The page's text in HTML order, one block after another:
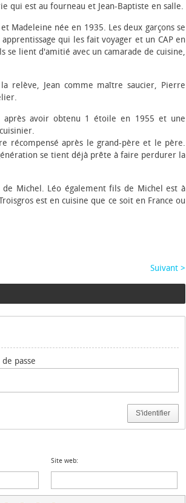
qui est au fourneau et Jean-Baptiste en salle.
Madeleine née en 1935. Les deux garçons se
qui les fait voyager et un CAP en
se lient d'amitié avec un camarade de cuisine,
relève, Jean comme maître saucier, Pierre
après avoir obtenu 1 étoile en 1955 et une
récompensé après le grand-père et le père.
se tient déjà prête à faire perdurer la
de Michel. Léo également fils de Michel est à
est en cuisine que ce soit en France ou
Suivant >
passe
S'identifier
Site web: